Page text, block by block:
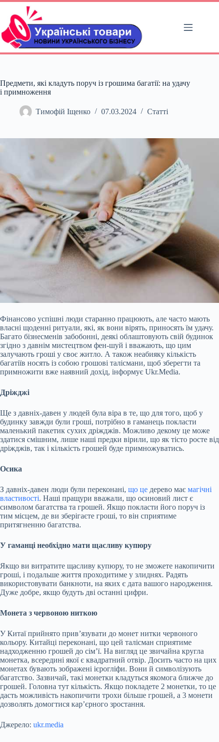
Перейти
вмісту
Предмети, які кладуть поруч із грошима багатії: на удачу
і примноження
Тимофій Іщенко 07.03.2024 Статті
Фінансово успішні люди старанно працюють, але часто мають
власні щоденні ритуали, які, як вони вірять, приносять їм удачу.
Багато бізнесменів забобонні, деякі облаштовують свій будинок
згідно з давнім мистецтвом фен-шуй і вважають, що цим
залучають гроші у своє житло. А також неабияку кількість
багатіїв носять із собою грошові талісмани, щоб зберегти та
примножити вже наявний дохід, інформує Ukr.Media.
Дріжджі
Ще з давніх-давен у людей була віра в те, що для того, щоб у
будинку завжди були гроші, потрібно в гаманець покласти
маленький пакетик сухих дріжджів. Можливо декому це може
здатися смішним, лише наші предки вірили, що як тісто росте від
дріжджів, так і кількість грошей буде примножуватись.
Осика
З давніх-давен люди були переконані, що це дерево має магічні
властивості. Наші пращури вважали, що осиновий лист є
символом багатства та грошей. Якщо покласти його поруч із
тим місцем, де ви зберігаєте гроші, то він сприятиме
притягненню багатства.
У гаманці необхідно мати щасливу купюру
Якщо ви витратите щасливу купюру, то не зможете накопичити
гроші, і подальше життя проходитиме у злиднях. Радять
використовувати банкноти, на яких є дата вашого народження.
Дуже добре, якщо будуть дві останні цифри.
Монета з червоною ниткою
У Китаї прийнято прив’язувати до монет нитки червоного
кольору. Китайці переконані, що цей талісман сприятиме
надходженню грошей до сім’ї. На вигляд це звичайна кругла
монетка, всередині якої є квадратний отвір. Досить часто на цих
монетах бувають зображені ієрогліфи. Вони й символізують
багатство. Зазвичай, такі монетки кладуться якомога ближче до
грошей. Головна тут кількість. Якщо покладете 2 монетки, то це
дасть можливість накопичити трохи більше грошей, а 3 монети
дозволять домогтися кар’єрного зростання.
Джерело: ukr.media